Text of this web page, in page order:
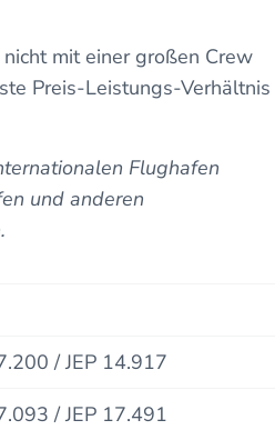
mit einer großen Crew
Preis-Leistungs-Verhältnis
Flughafen
und anderen
/ JEP 14.917
/ JEP 17.491